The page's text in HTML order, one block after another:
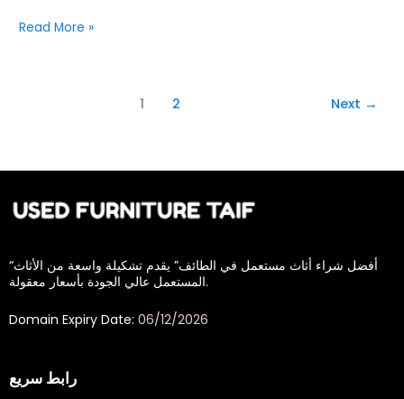
Read More »
1 2 Next →
“أفضل شراء أثاث مستعمل في الطائف” يقدم تشكيلة واسعة من الأثاث
المستعمل عالي الجودة بأسعار معقولة.
Domain Expiry Date: 06/12/2026
رابط سريع